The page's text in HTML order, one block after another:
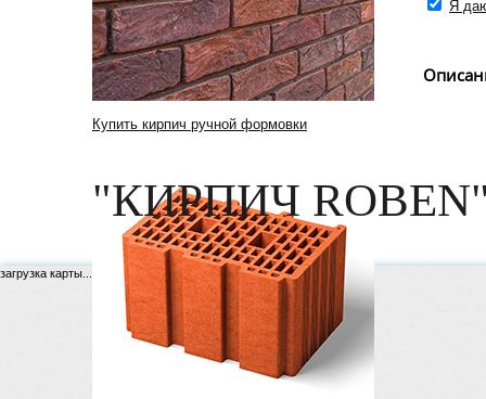
Купить кирпич ручной формовки
Я
"КИРПИЧ
загрузка карты...